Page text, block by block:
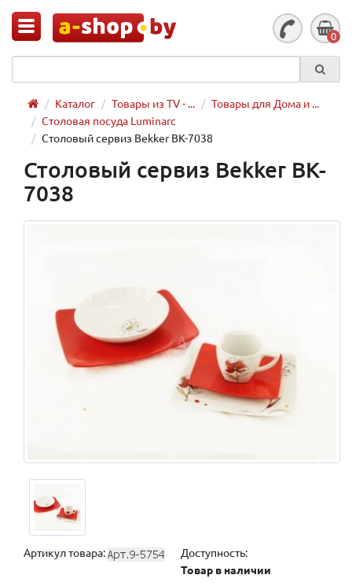
0
Каталог Товары из TV - ...
Товары для Дома и ...
Столовая посуда Luminarc
Столовый сервиз Bekker BK-7038
Столовый сервиз Bekker BK-
7038
Артикул товара:
Доступность:
Товар в наличии